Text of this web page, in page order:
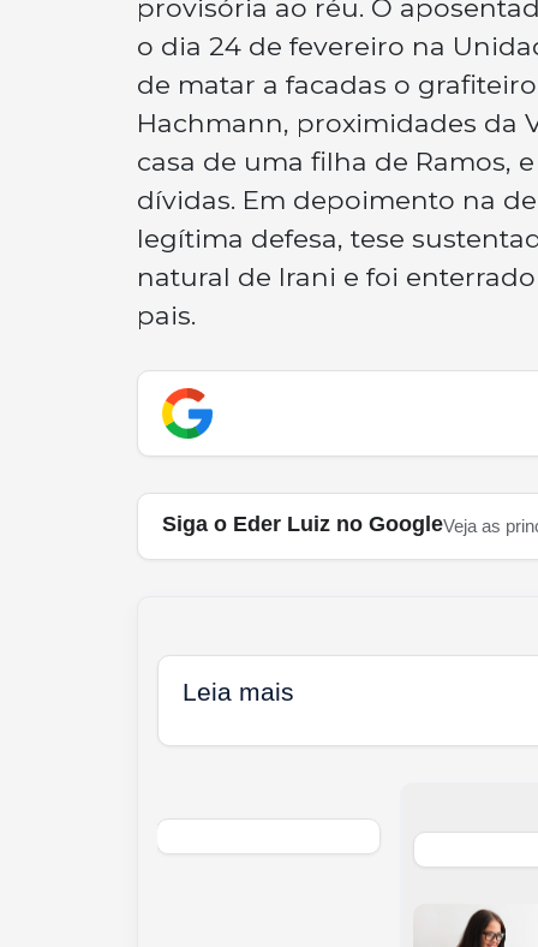
provisória ao réu. O
o dia 24 de fevereiro na
de matar a facadas o
Hachmann, proximidades da
casa de uma filha de Ramos,
dívidas. Em depoimento na
legítima defesa, tese
natural de Irani e foi
pais.
Siga o Eder Luiz no GoogleVeja as
Leia mais